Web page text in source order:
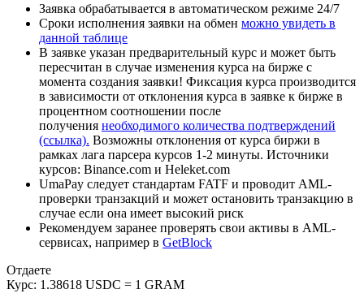
Заявка обрабатывается в автоматическом режиме 24/7
Сроки исполнения заявки на обмен можно увидеть в
данной таблице
В заявке указан предварительный курс и может быть
пересчитан в случае изменения курса на бирже с
момента создания заявки! Фиксация курса производится
в зависимости от отклонения курса в заявке к бирже в
процентном соотношении после
получения необходимого количества подтверждений
(ссылка). Возможны отклонения от курса биржи в
рамках лага парсера курсов 1-2 минуты. Источники
курсов: Binance.com и Heleket.com
UmaPay следует стандартам FATF и проводит AML-
проверки транзакций и может остановить транзакцию в
случае если она имеет высокий риск
Рекомендуем заранее проверять свои активы в AML-
сервисах, например в GetBlock
Отдаете
Курс: 1.38618 USDC = 1 GRAM